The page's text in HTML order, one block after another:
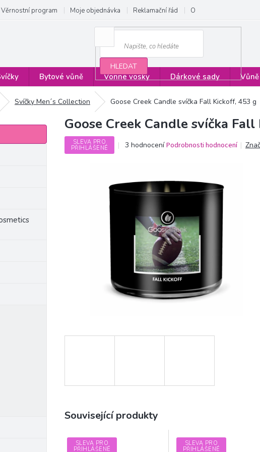
Věrnostní program Moje objednávka Reklamační řád Obchodní podmínky
HLEDAT
Bytové vůně Vonné vosky Dárkové sady
Svíčky Men´s Collection Goose Creek Candle svíčka Fall Kickoff, 453 g
Goose Creek Candle svíčka
SLEVA PRO
PŘIHLÁŠENÉ
Průměrné
5,0
z
3 hodnocení Podrobnosti hodnocení
Související produkty
SLEVA PRO
PŘIHLÁŠENÉ
SLEVA PRO
PŘIHLÁŠENÉ